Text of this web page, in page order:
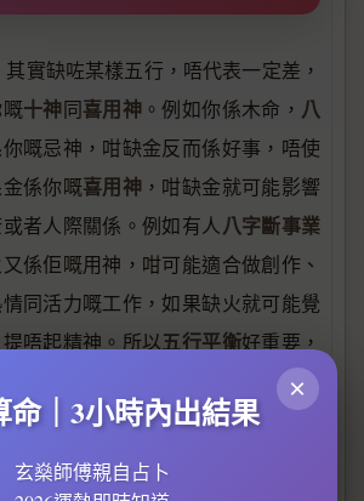
其實缺咗某樣五行，唔代表一定差，
十神同喜用神 。例如你係木命， 八
嘅忌神，咁缺金反而係好事，唔使
係你嘅喜用神 ，咁缺金就可能影響
者人際關係。例如有人 八字斷事業
係佢嘅用神，咁可能適合做創作、
同活力嘅工作，如果缺火就可能覺
唔起精神。所以五行平衡好重要，
甚至改變生活習慣。例如： -
×
命｜3小時內出結果
玄燊師傅親自占卜